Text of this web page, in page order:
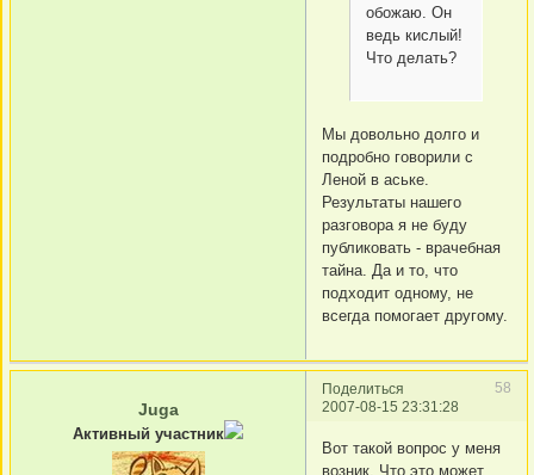
обожаю. Он
ведь кислый!
Что делать?
Мы довольно долго и
подробно говорили с
Леной в аське.
Результаты нашего
разговора я не буду
публиковать - врачебная
тайна. Да и то, что
подходит одному, не
всегда помогает другому.
Поделиться
58
2007-08-15 23:31:28
Juga
Активный участник
Вот такой вопрос у меня
возник. Что это может